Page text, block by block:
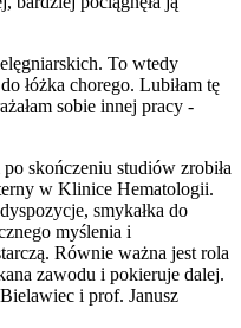
To wtedy
łóżka chorego. Lubiłam tę
sobie innej pracy -
skończeniu studiów zrobiła
w Klinice Hematologii.
smykałka do
myślenia i
Równie ważna jest rola
zawodu i pokieruje dalej.
i prof. Janusz